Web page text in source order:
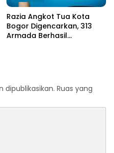
Razia Angkot Tua Kota
Bogor Digencarkan, 313
Armada Berhasil
dipublikasikan. Ruas yang